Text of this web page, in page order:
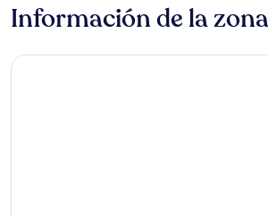
Información de la zona